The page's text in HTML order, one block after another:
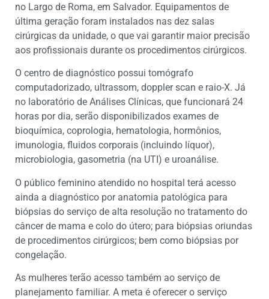
no Largo de Roma, em Salvador. Equipamentos de
última geração foram instalados nas dez salas
cirúrgicas da unidade, o que vai garantir maior precisão
aos profissionais durante os procedimentos cirúrgicos.
O centro de diagnóstico possui tomógrafo
computadorizado, ultrassom, doppler scan e raio-X. Já
no laboratório de Análises Clínicas, que funcionará 24
horas por dia, serão disponibilizados exames de
bioquímica, coprologia, hematologia, hormônios,
imunologia, fluidos corporais (incluindo líquor),
microbiologia, gasometria (na UTI) e uroanálise.
O público feminino atendido no hospital terá acesso
ainda a diagnóstico por anatomia patológica para
biópsias do serviço de alta resolução no tratamento do
câncer de mama e colo do útero; para biópsias oriundas
de procedimentos cirúrgicos; bem como biópsias por
congelação.
As mulheres terão acesso também ao serviço de
planejamento familiar. A meta é oferecer o serviço